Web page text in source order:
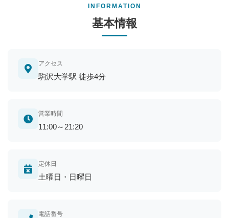
INFORMATION
基本情報
アクセス
駒沢大学駅 徒歩4分
営業時間
11:00～21:20
定休日
土曜日・日曜日
電話番号